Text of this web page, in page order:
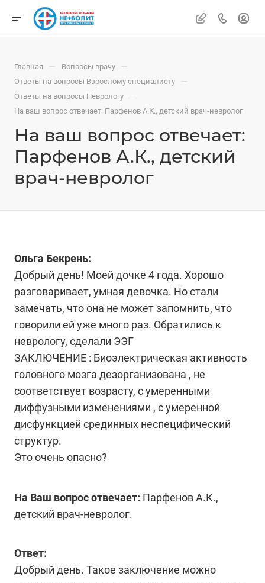
Главная — Вопросы врачу —
Ответы на вопросы Взрослому специалисту —
Ответы на вопросы Неврологу —
На ваш вопрос отвечает: Парфенов А.К., детский врач-невролог
На ваш вопрос отвечает:
Парфенов А.К., детский
врач-невролог
Ольга Бекрень:
Добрый день! Моей дочке 4 года. Хорошо
разговаривает, умная девочка. Но стали
замечать, что она не может запомнить, что
говорили ей уже много раз. Обратились к
неврологу, сделали ЭЭГ
ЗАКЛЮЧЕНИЕ : Биоэлектрическая активность
головного мозга дезорганизована , не
соответствует возрасту, с умеренными
диффузными изменениями , с умеренной
дисфункцией срединных неспецифический
структур.
Это очень опасно?
На Ваш вопрос отвечает: Парфенов А.К.,
детский врач-невролог.
Ответ:
Добрый день. Такое заключение можно